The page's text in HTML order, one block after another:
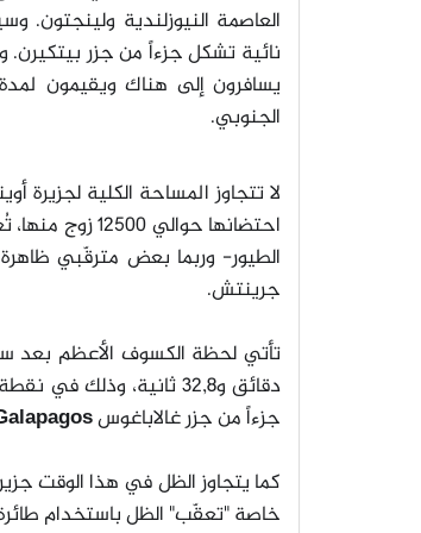
العاصمة النيوزلندية ولينجتون.
نائية تشكل جزءاً من جزر بيتكيرن.
يسافرون إلى هناك ويقيمون
الجنوبي.
لا تتجاوز المساحة الكلية لجزيرة أوينو 120 فداناً، ولكن أبرز ما تعرف به هو طيور النوء
احتضانها
جرينتش.
دقائق و32,8 ثانية، وذلك في نقطة تبعد حوالي 1600 ميل (2,600 كم) جنوب غرب جزيرة إيزابيلا
جزءاً من جزر غالاباغوس
خاصة "تعقّب" الظل باستخدام طائرة 787